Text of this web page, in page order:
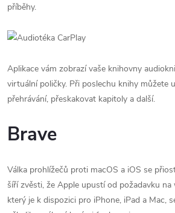
příběhy.
Aplikace vám zobrazí vaše knihovny
virtuální poličky. Při poslechu knihy můžete
přehrávání, přeskakovat kapitoly a další.
Brave
Válka prohlížečů proti macOS a iOS se
šíří zvěsti, že Apple upustí od požadavku
který je k dispozici pro iPhone, iPad a Mac,